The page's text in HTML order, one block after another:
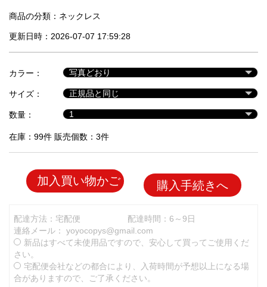
セ
ル
品
商品の分類： ネックレス
更新日時：2026-07-07 17:59:28
カラー：
サイズ：
数量：
在庫：99件 販売個数：3件
加入買い物かご 購入手続きへ
配達方法：宅配便
配達時間：6～9日
連絡メール： yoyocopys@gmail.com
新品はすべて未使用品ですので、安心して買ってご使用くだ
さい。
宅配便会社などの都合により、入荷時間が予想以上になる場
合がありますので、ご了承ください。